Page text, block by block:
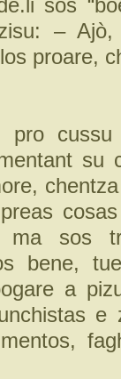
sos
–
proare,
cussu
su
ma sos
bene,
a
e